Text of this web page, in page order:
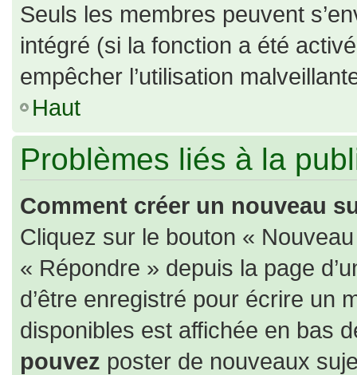
Seuls les membres peuvent
intégré (si la fonction a été
empêcher l’utilisation
Haut
Problèmes liés à la
Comment créer un nouveau
Cliquez sur le bouton «
« Répondre » depuis la page
d’être enregistré pour écrire un
disponibles est affichée en bas
pouvez poster de nouveaux